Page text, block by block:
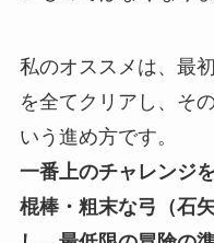
私のオススメは、 最
を全てクリアし、そ
いう進め方です。
一番上のチャレンジ
棍棒・粗末な弓（石